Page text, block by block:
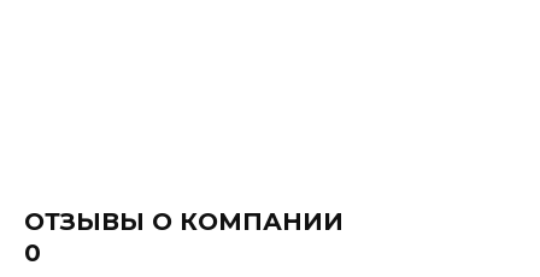
ОТЗЫВЫ О КОМПАНИИ
0